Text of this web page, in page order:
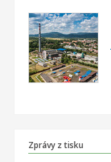
Zprávy z tisku